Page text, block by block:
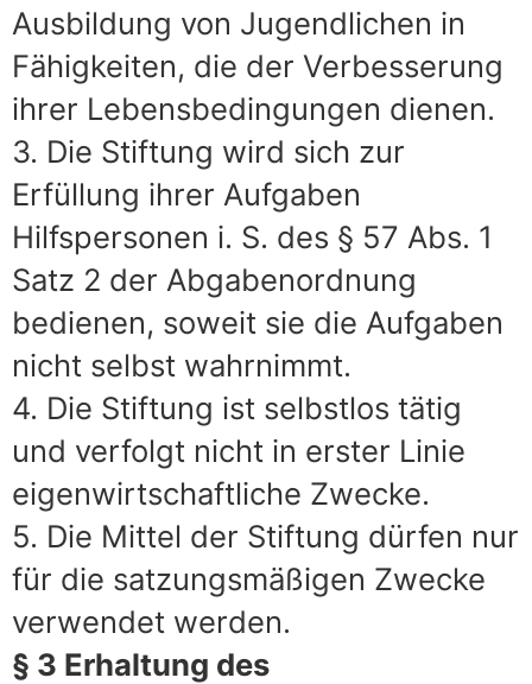
Ausbildung von Jugendlichen in
Fähigkeiten, die der Verbesserung
ihrer Lebensbedingungen dienen.
3. Die Stiftung wird sich zur
Erfüllung ihrer Aufgaben
Hilfspersonen i. S. des § 57 Abs. 1
Satz 2 der Abgabenordnung
bedienen, soweit sie die Aufgaben
nicht selbst wahrnimmt.
4. Die Stiftung ist selbstlos tätig
und verfolgt nicht in erster Linie
eigenwirtschaftliche Zwecke.
5. Die Mittel der Stiftung dürfen nur
für die satzungsmäßigen Zwecke
verwendet werden.
§ 3 Erhaltung des